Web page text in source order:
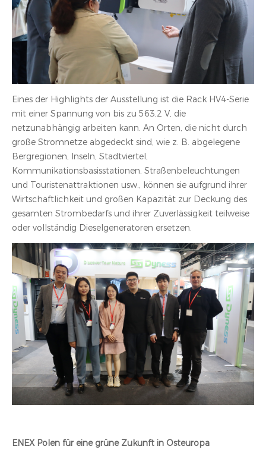
Eines der Highlights der Ausstellung ist die Rack HV4-Serie
mit einer Spannung von bis zu 563,2 V, die
netzunabhängig arbeiten kann. An Orten, die nicht durch
große Stromnetze abgedeckt sind, wie z. B. abgelegene
Bergregionen, Inseln, Stadtviertel,
Kommunikationsbasisstationen, Straßenbeleuchtungen
und Touristenattraktionen usw., können sie aufgrund ihrer
Wirtschaftlichkeit und großen Kapazität zur Deckung des
gesamten Strombedarfs und ihrer Zuverlässigkeit teilweise
oder vollständig Dieselgeneratoren ersetzen.
ENEX Polen für eine grüne Zukunft in Osteuropa